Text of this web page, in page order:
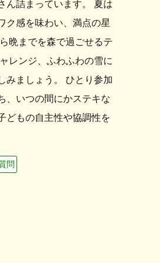
ん詰まっています。 夏は
ク感を味わい、満点の星
晩までを森で過ごせるテ
レンジ、ふわふわの雪に
みましょう。 ひとり参加
、いつの間にかステキな
どもの自主性や協調性を
問